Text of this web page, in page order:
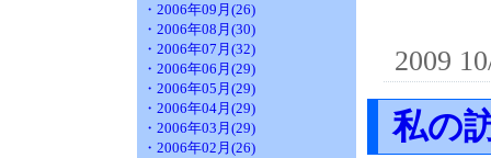
・2006年09月(26)
・2006年08月(30)
・2006年07月(32)
・2006年06月(29)
・2006年05月(29)
・2006年04月(29)
・2006年03月(29)
・2006年02月(26)
2009
私の